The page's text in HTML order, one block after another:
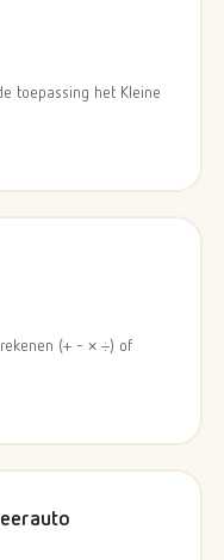
toepassing het Kleine
(+ - × ÷) of